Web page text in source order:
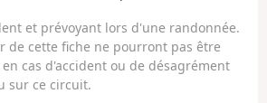
et prévoyant lors d'une randonnée.
de cette fiche ne pourront pas être
cas d'accident ou de désagrément
sur ce circuit.